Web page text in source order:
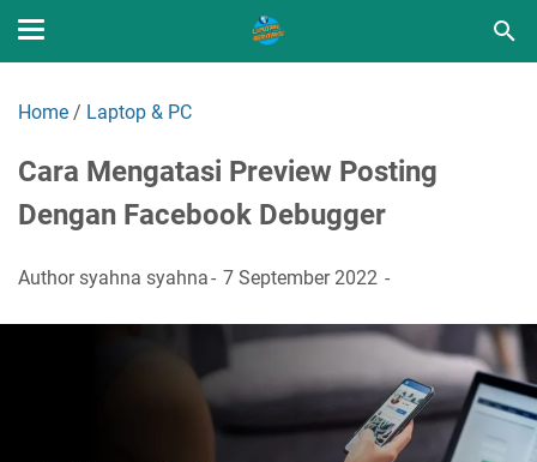
Home / Laptop & PC
Cara Mengatasi Preview Posting
Dengan Facebook Debugger
Authorsyahna syahna 7 September 2022